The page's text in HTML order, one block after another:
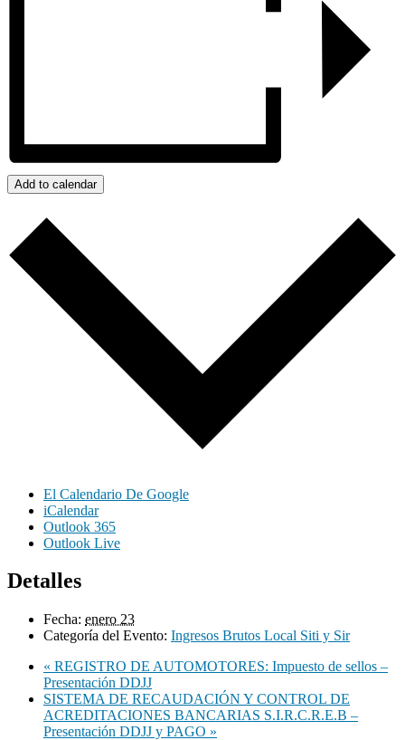
Add to calendar
El Calendario De Google
iCalendar
Outlook 365
Outlook Live
Detalles
Fecha: enero 23
Categoría del Evento: Ingresos Brutos Local Siti y Sir
« REGISTRO DE AUTOMOTORES: Impuesto de sellos –
Presentación DDJJ
SISTEMA DE RECAUDACIÓN Y CONTROL DE
ACREDITACIONES BANCARIAS S.I.R.C.R.E.B –
Presentación DDJJ y PAGO »